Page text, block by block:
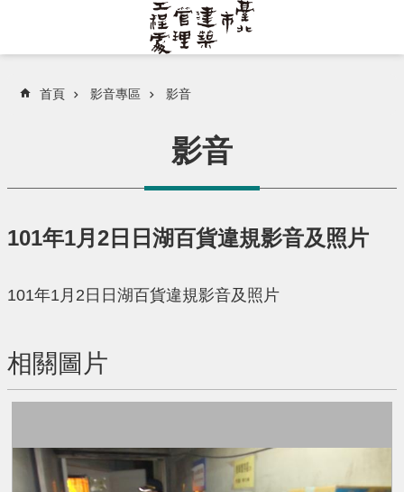
首頁 影音專區 影音
影音
101年1月2日日湖百貨違規影音及照片
101年1月2日日湖百貨違規影音及照片
相關圖片